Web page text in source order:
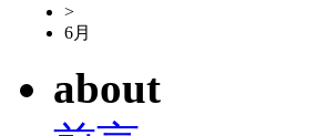
>
6月
about